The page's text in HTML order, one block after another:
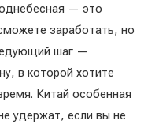
— это
заработать, но
шаг —
в которой хотите
Китай особенная
удержат, если вы не